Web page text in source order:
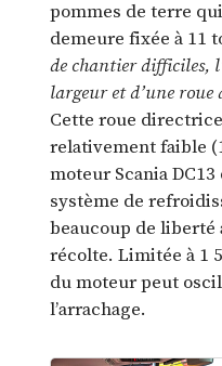
pommes de terre
demeure fixée à 11
de chantier difficiles,
largeur et d’une
Cette roue
relativement faible
moteur Scania
système de
beaucoup de liberté
récolte. Limitée à 1
du moteur peut
l’arrachage.